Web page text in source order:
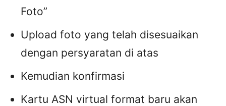
Foto”
Upload foto yang telah disesuaikan
dengan persyaratan di atas
Kemudian konfirmasi
Kartu ASN virtual format baru akan